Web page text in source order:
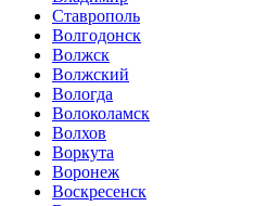
Ставрополь
Волгодонск
Волжск
Волжский
Вологда
Волоколамск
Волхов
Воркута
Воронеж
Воскресенск